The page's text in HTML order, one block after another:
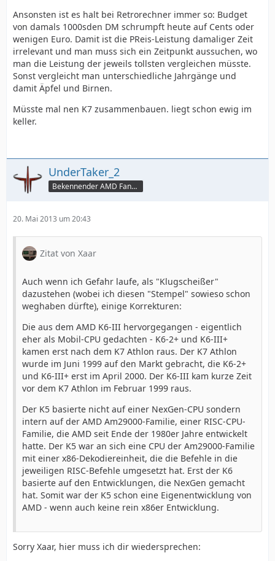
Ansonsten ist es halt bei Retrorechner immer so: Budget
von damals 1000sden DM schrumpft heute auf Cents oder
wenigen Euro. Damit ist die PReis-Leistung damaliger Zeit
irrelevant und man muss sich ein Zeitpunkt aussuchen, wo
man die Leistung der jeweils tollsten vergleichen müsste.
Sonst vergleicht man unterschiedliche Jahrgänge und
damit Äpfel und Birnen.
Müsste mal nen K7 zusammenbauen. liegt schon ewig im
keller.
UnderTaker_2
Bekennender AMD Fanb0y
20. Mai 2013 um 20:43
Zitat von Xaar
Auch wenn ich Gefahr laufe, als "Klugscheißer"
dazustehen (wobei ich diesen "Stempel" sowieso schon
weghaben dürfte), einige Korrekturen:
Die aus dem AMD K6-III hervorgegangen - eigentlich
eher als Mobil-CPU gedachten - K6-2+ und K6-III+
kamen erst nach dem K7 Athlon raus. Der K7 Athlon
wurde im Juni 1999 auf den Markt gebracht, die K6-2+
und K6-III+ erst im April 2000. Der K6-III kam kurze Zeit
vor dem K7 Athlon im Februar 1999 raus.
Der K5 basierte nicht auf einer NexGen-CPU sondern
intern auf der AMD Am29000-Familie, einer RISC-CPU-
Familie, die AMD seit Ende der 1980er Jahre entwickelt
hatte. Der K5 war an sich eine CPU der Am29000-Familie
mit einer x86-Dekodiereinheit, die die Befehle in die
jeweiligen RISC-Befehle umgesetzt hat. Erst der K6
basierte auf den Entwicklungen, die NexGen gemacht
hat. Somit war der K5 schon eine Eigenentwicklung von
AMD - wenn auch keine rein x86er Entwicklung.
Sorry Xaar, hier muss ich dir wiedersprechen: